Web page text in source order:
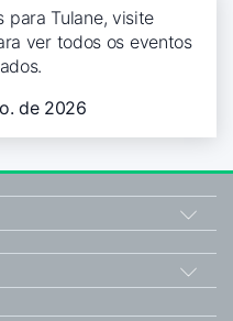
para Tulane, visite
ver todos os eventos
de 2026